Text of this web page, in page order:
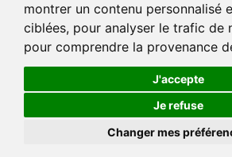
montrer un contenu personnalisé
ciblées, pour analyser le trafic de
pour comprendre la provenance
J'accepte
Je refuse
Changer mes